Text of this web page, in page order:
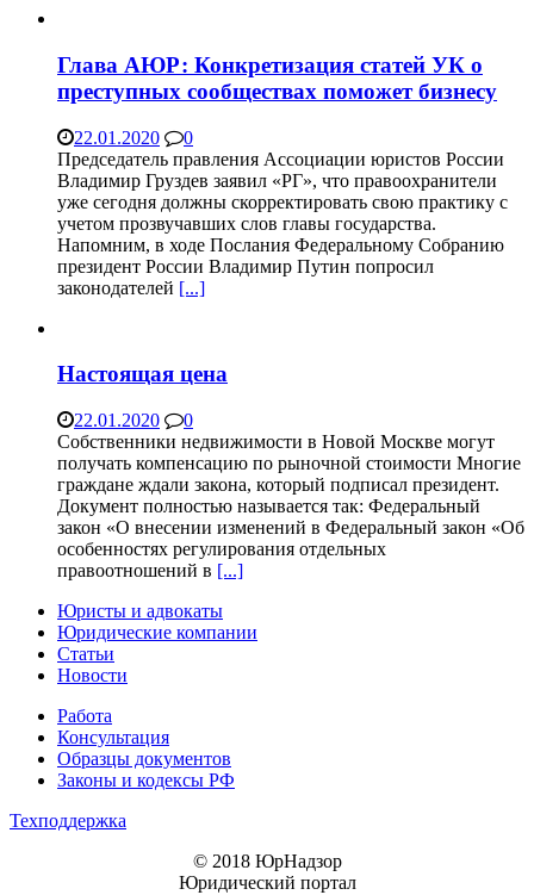
Глава АЮР: Конкретизация статей УК о
преступных сообществах поможет бизнесу
22.01.2020
0
Председатель правления Ассоциации юристов России
Владимир Груздев заявил «РГ», что правоохранители
уже сегодня должны скорректировать свою практику с
учетом прозвучавших слов главы государства.
Напомним, в ходе Послания Федеральному Собранию
президент России Владимир Путин попросил
законодателей [...]
Настоящая цена
22.01.2020
0
Собственники недвижимости в Новой Москве могут
получать компенсацию по рыночной стоимости Многие
граждане ждали закона, который подписал президент.
Документ полностью называется так: Федеральный
закон «О внесении изменений в Федеральный закон «Об
особенностях регулирования отдельных
правоотношений в [...]
Юристы и адвокаты
Юридические компании
Статьи
Новости
Работа
Консультация
Образцы документов
Законы и кодексы РФ
Техподдержка
© 2018 ЮрНадзор
Юридический портал